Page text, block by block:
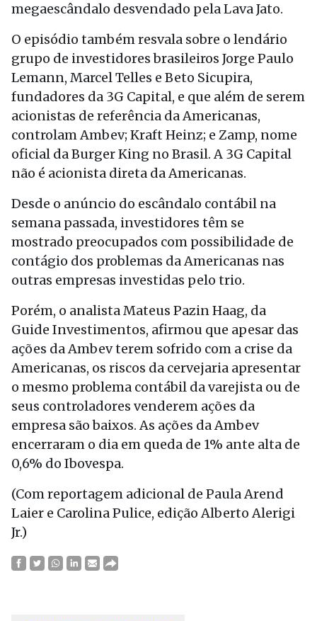
megaescândalo desvendado pela Lava Jato.
O episódio também resvala sobre o lendário
grupo de investidores brasileiros Jorge Paulo
Lemann, Marcel Telles e Beto Sicupira,
fundadores da 3G Capital, e que além de serem
acionistas de referência da Americanas,
controlam Ambev; Kraft Heinz; e Zamp, nome
oficial da Burger King no Brasil. A 3G Capital
não é acionista direta da Americanas.
Desde o anúncio do escândalo contábil na
semana passada, investidores têm se
mostrado preocupados com possibilidade de
contágio dos problemas da Americanas nas
outras empresas investidas pelo trio.
Porém, o analista Mateus Pazin Haag, da
Guide Investimentos, afirmou que apesar das
ações da Ambev terem sofrido com a crise da
Americanas, os riscos da cervejaria apresentar
o mesmo problema contábil da varejista ou de
seus controladores venderem ações da
empresa são baixos. As ações da Ambev
encerraram o dia em queda de 1% ante alta de
0,6% do Ibovespa.
(Com reportagem adicional de Paula Arend
Laier e Carolina Pulice, edição Alberto Alerigi
Jr.)